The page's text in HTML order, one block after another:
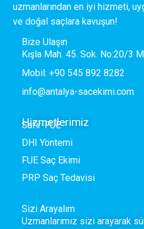
uzmanlarından en iyi hizmeti,
ve doğal saçlara kavuşun!
Bize Ulaşın
Kışla Mah. 45. Sok. No:20/3
Mobil: +90 545 892 8282
info@antalya-sacekimi.com
Hizmetlerimiz
Safir-FUE
DHI Yöntemi
FUE Saç Ekimi
PRP Saç Tedavisi
Sizi Arayalım
Uzmanlarımız sizi arayarak